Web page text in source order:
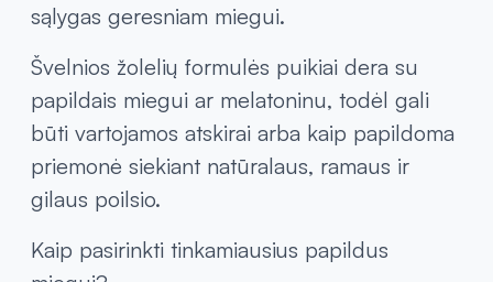
sąlygas geresniam miegui.
Švelnios žolelių formulės puikiai dera su
papildais miegui ar melatoninu, todėl gali
būti vartojamos atskirai arba kaip papildoma
priemonė siekiant natūralaus, ramaus ir
gilaus poilsio.
Kaip pasirinkti tinkamiausius papildus